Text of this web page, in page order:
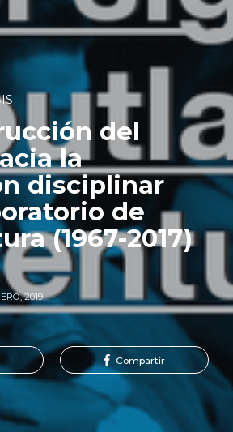
del
la
disciplinar
de
(1967-2017)
2019
Compartir